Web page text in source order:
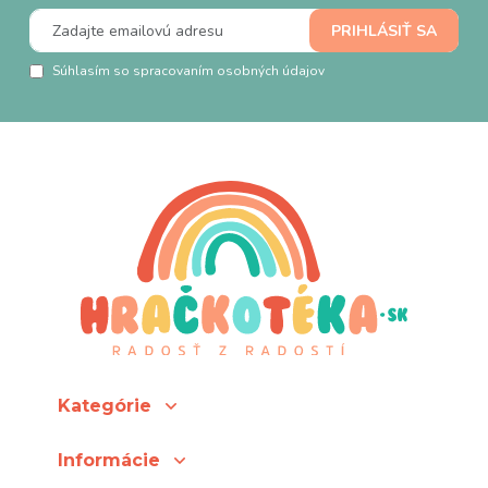
Súhlasím so spracovaním osobných údajov
Kategórie
Informácie